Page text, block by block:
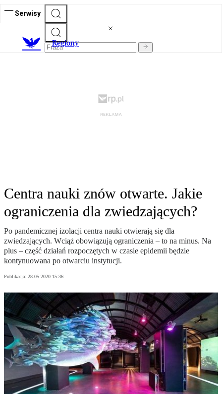
Serwisy
Regiony
Centra nauki znów otwarte. Jakie
ograniczenia dla zwiedzających?
Po pandemicznej izolacji centra nauki otwierają się dla
zwiedzających. Wciąż obowiązują ograniczenia – to na minus. Na
plus – część działań rozpoczętych w czasie epidemii będzie
kontynuowana po otwarciu instytucji.
Publikacja: 28.05.2020 15:36